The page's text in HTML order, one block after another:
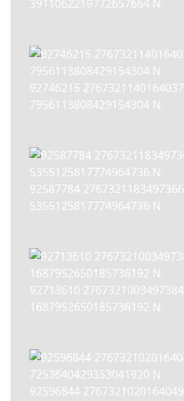
3911062219772657664 N
92746215 2767321140164037
7956113808429154304 N
92587784 2767321183497366
5355125817774964736 N
92713610 2767321003497384
1687952650185736192 N
92596844 2767321020164049